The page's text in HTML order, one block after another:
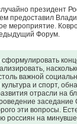
президент
предоставил
мероприятие.
Форум.
сформулировать
важной
и спорт,
отрасли на
эти вопросы.
россиян на